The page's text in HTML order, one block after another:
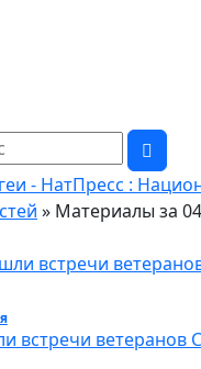
- НатПресс :
» Материалы за
/ Общество
встречи ветеранов